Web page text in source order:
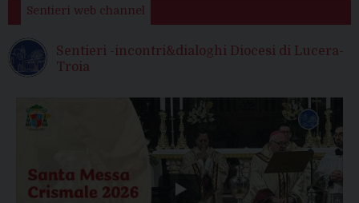
Sentieri web channel
Sentieri -incontri&dialoghi Diocesi di Lucera-
Troia